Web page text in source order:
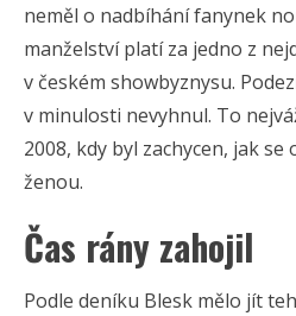
neměl o nadbíhání fanynek
manželství platí za jedno z
v českém showbyznysu.
v minulosti nevyhnul. To
2008, kdy byl zachycen, jak
ženou.
Čas rány zahojil
Podle deníku Blesk mělo jít